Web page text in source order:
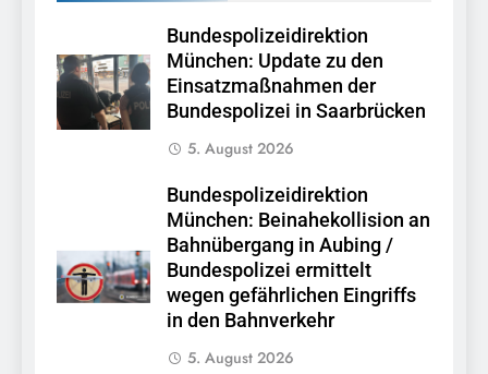
Bundespolizeidirektion
München: Update zu den
Einsatzmaßnahmen der
Bundespolizei in Saarbrücken
5. August 2026
Bundespolizeidirektion
München: Beinahekollision an
Bahnübergang in Aubing /
Bundespolizei ermittelt
wegen gefährlichen Eingriffs
in den Bahnverkehr
5. August 2026